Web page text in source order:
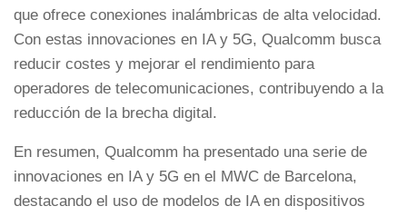
que ofrece conexiones inalámbricas de alta velocidad.
Con estas innovaciones en IA y 5G, Qualcomm busca
reducir costes y mejorar el rendimiento para
operadores de telecomunicaciones, contribuyendo a la
reducción de la brecha digital.
En resumen, Qualcomm ha presentado una serie de
innovaciones en IA y 5G en el MWC de Barcelona,
destacando el uso de modelos de IA en dispositivos